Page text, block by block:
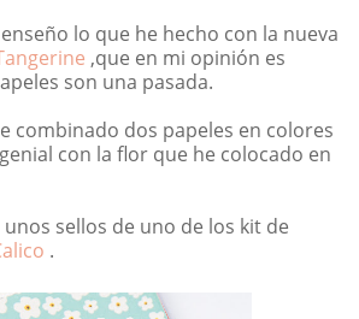
lo que he hecho con la nueva
,que en mi opinión es
son una pasada.
combinado dos papeles en colores
con la flor que he colocado en
sellos de uno de los kit de
.